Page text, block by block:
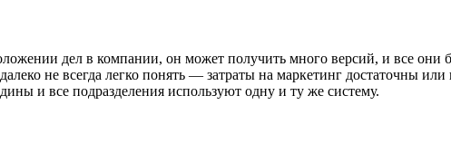
дел в компании, он может получить много версий, и все они
не всегда легко понять — затраты на маркетинг достаточны
и все подразделения используют одну и ту же систему.